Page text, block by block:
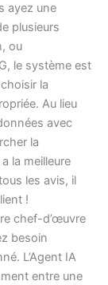
ayez une
plusieurs
ou
le système est
la
Au lieu
avec
la
la meilleure
les avis, il
!
chef-d’œuvre
besoin
L’Agent IA
entre une